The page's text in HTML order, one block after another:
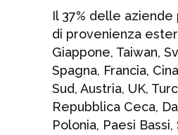
Il 37% delle
di provenienza
Giappone, Taiwan,
Spagna, Francia,
Sud, Austria, UK,
Repubblica Ceca,
Polonia, Paesi Bassi,